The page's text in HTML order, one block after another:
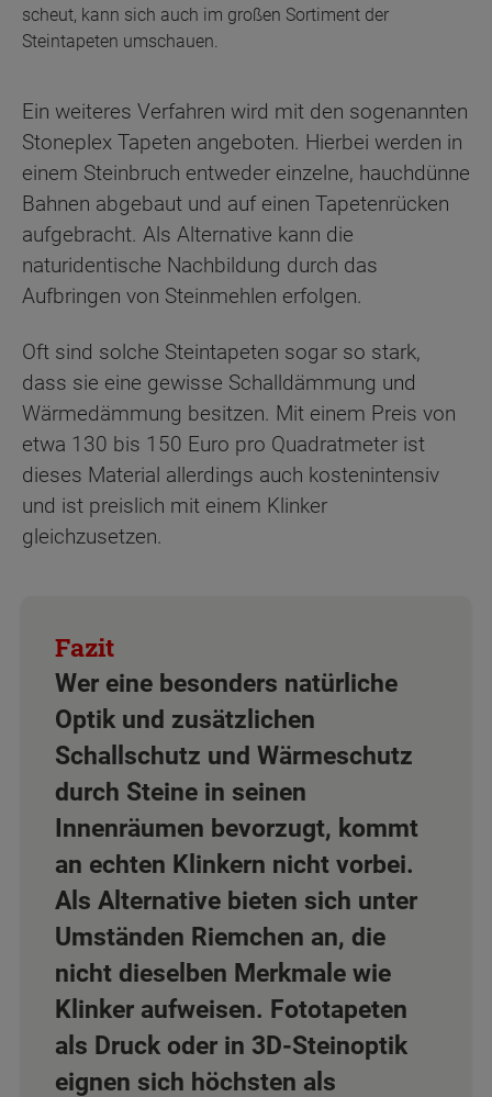
scheut, kann sich auch im großen Sortiment der
Steintapeten umschauen.
Ein weiteres Verfahren wird mit den sogenannten
Stoneplex Tapeten angeboten. Hierbei werden in
einem Steinbruch entweder einzelne, hauchdünne
Bahnen abgebaut und auf einen Tapetenrücken
aufgebracht. Als Alternative kann die
naturidentische Nachbildung durch das
Aufbringen von Steinmehlen erfolgen.
Oft sind solche Steintapeten sogar so stark,
dass sie eine gewisse Schalldämmung und
Wärmedämmung besitzen. Mit einem Preis von
etwa 130 bis 150 Euro pro Quadratmeter ist
dieses Material allerdings auch kostenintensiv
und ist preislich mit einem Klinker
gleichzusetzen.
Wer eine besonders natürliche
Optik und zusätzlichen
Schallschutz und Wärmeschutz
durch Steine in seinen
Innenräumen bevorzugt, kommt
an echten Klinkern nicht vorbei.
Als Alternative bieten sich unter
Umständen Riemchen an, die
nicht dieselben Merkmale wie
Klinker aufweisen. Fototapeten
als Druck oder in 3D-Steinoptik
eignen sich höchsten als